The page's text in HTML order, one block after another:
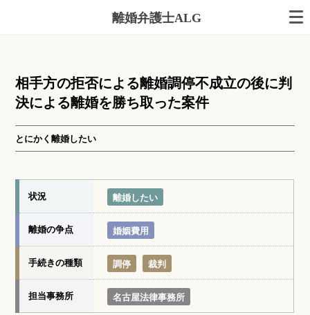
離婚弁護士ALG
相手方の拒否による離婚調停不成立の後に判
決による離婚を勝ち取った案件
とにかく離婚したい
状況 離婚したい
離婚の争点 婚姻費用
手続きの種類 調停 裁判
担当事務所 名古屋法律事務所